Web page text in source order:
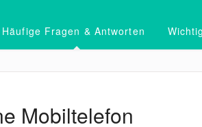
Häufige Fragen & Antworten
Mobiltelefon